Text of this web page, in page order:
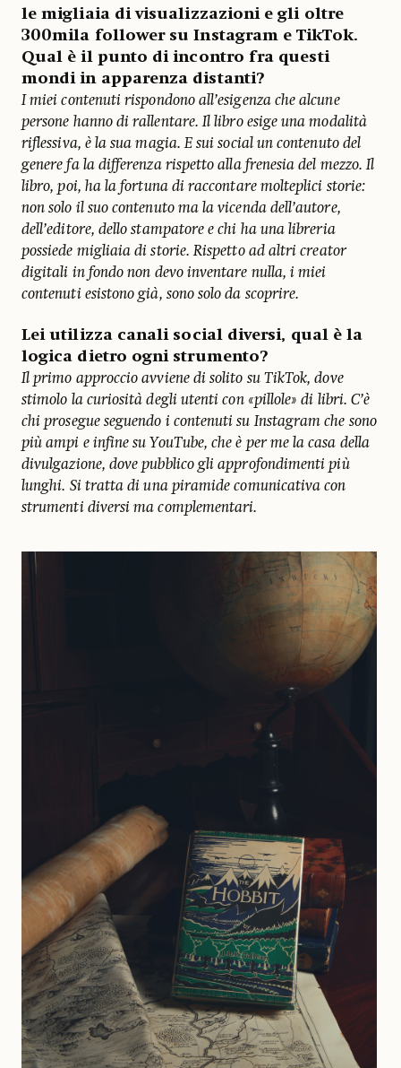
le migliaia di visualizzazioni e gli oltre
300mila follower su Instagram e TikTok.
Qual è il punto di incontro fra questi
mondi in apparenza distanti?
I miei contenuti rispondono all’esigenza che alcune
persone hanno di rallentare. Il libro esige una modalità
riflessiva, è la sua magia. E sui social un contenuto del
genere fa la differenza rispetto alla frenesia del mezzo. Il
libro, poi, ha la fortuna di raccontare molteplici storie:
non solo il suo contenuto ma la vicenda dell’autore,
dell’editore, dello stampatore e chi ha una libreria
possiede migliaia di storie. Rispetto ad altri creator
digitali in fondo non devo inventare nulla, i miei
contenuti esistono già, sono solo da scoprire.
Lei utilizza canali social diversi, qual è la
logica dietro ogni strumento?
Il primo approccio avviene di solito su TikTok, dove
stimolo la curiosità degli utenti con «pillole» di libri. C’è
chi prosegue seguendo i contenuti su Instagram che sono
più ampi e infine su YouTube, che è per me la casa della
divulgazione, dove pubblico gli approfondimenti più
lunghi. Si tratta di una piramide comunicativa con
strumenti diversi ma complementari.